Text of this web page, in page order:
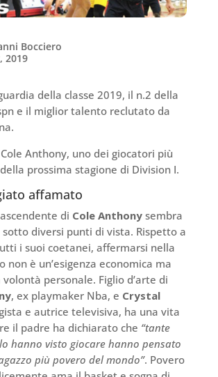
Bocciero
2019
della classe 2019, il n.2 della
e il miglior talento reclutato da
Anthony, uno dei giocatori più
prossima stagione di Division I.
affamato
di Cole Anthonysembra
sotto diversi punti di vista. Rispetto a
i suoi coetanei, affermarsi nella
non è un’esigenza economica ma
personale. Figlio d’arte di
, ex playmaker Nba, e Crystal
e autrice televisiva, ha una vita
il padre ha dichiarato che “tante
hanno visto giocare hanno pensato
più povero del mondo”. Povero